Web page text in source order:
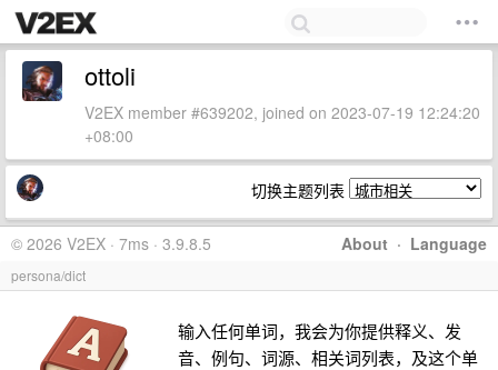
ottoli
V2EX member #639202, joined on 2023-07-19 12:24:20
+08:00
切换主题列表
About · Language
© 2026 V2EX · 7ms · 3.9.8.5
persona/dict
输入任何单词，我会为你提供释义、发
音、例句、词源、相关词列表，及这个单